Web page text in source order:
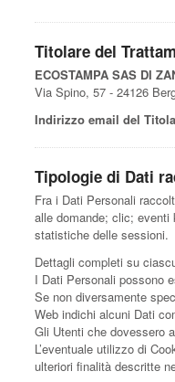
Titolare del
ECOSTAMPA SAS DI
Via Spino, 57 - 24126
Indirizzo email del
Tipologie di Dati
Fra i Dati Personali
alle domande; clic;
statistiche delle sessioni.
Dettagli completi su
I Dati Personali possono
Se non diversamente
Web indichi alcuni Dati
Gli Utenti che dovessero
L’eventuale utilizzo di
ulteriori finalità descritte